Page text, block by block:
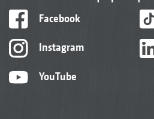
Facebook
Instagram
YouTube